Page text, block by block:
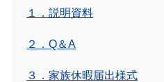
１．説明資料
２．Q＆A
３．家族休暇届出様式